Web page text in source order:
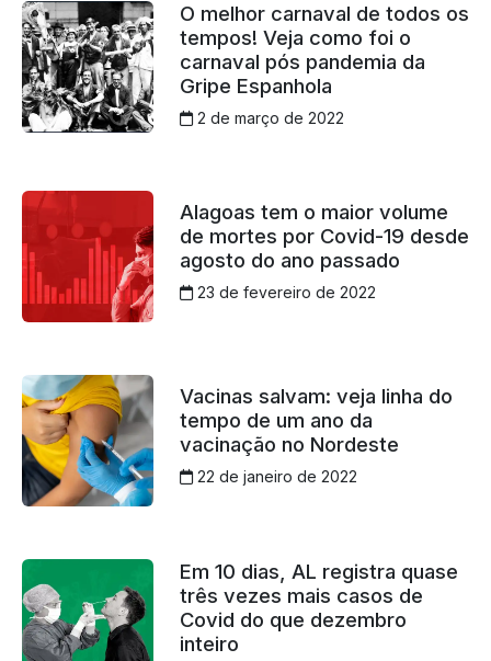
O melhor carnaval de todos os
tempos! Veja como foi o
carnaval pós pandemia da
Gripe Espanhola
2 de março de 2022
Alagoas tem o maior volume
de mortes por Covid-19 desde
agosto do ano passado
23 de fevereiro de 2022
Vacinas salvam: veja linha do
tempo de um ano da
vacinação no Nordeste
22 de janeiro de 2022
Em 10 dias, AL registra quase
três vezes mais casos de
Covid do que dezembro
inteiro